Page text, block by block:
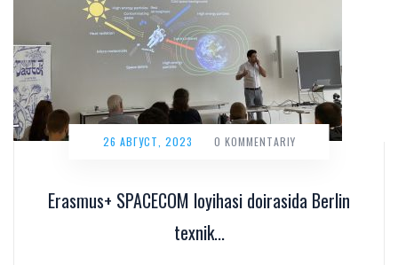
Erasmus+ SPACECOM loyihasi doirasida Berlin
texnik...
26 АВГУСТ, 2023 0 KOMMENTARIY